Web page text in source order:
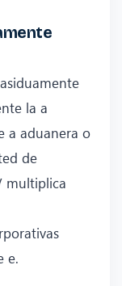
la a
a aduanera o
de
multiplica
e.